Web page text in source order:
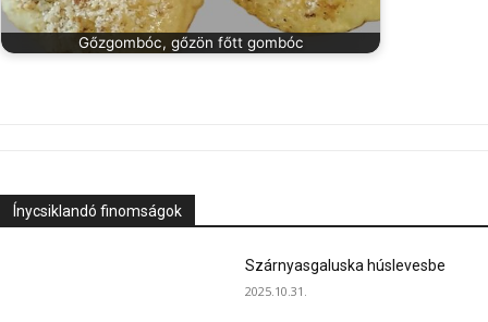
Gőzgombóc, gőzön főtt gombóc
Ínycsiklandó finomságok
Szárnyasgaluska húslevesbe
2025.10.31.